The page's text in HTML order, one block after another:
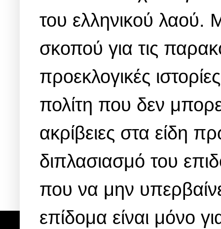
του ελληνικού λαού.
σκοπού για τις
προεκλογικές
πολίτη που δεν
ακρίβειες στα είδη
διπλασιασμό του
που να μην
επίδομα είναι μόνο